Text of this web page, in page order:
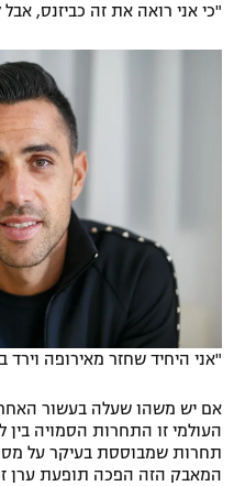
"כי אני רואה את זה כביזנס,
"אני היחיד שחזר מאירופה וירד בשכר ב-40 אחוז"
אם יש משהו שעלה בעשור
העולמי זו התחרות הסמויה בין
תחרות שמבוססת בעיקר על
המאבק הזה הפכה תופעת ערן